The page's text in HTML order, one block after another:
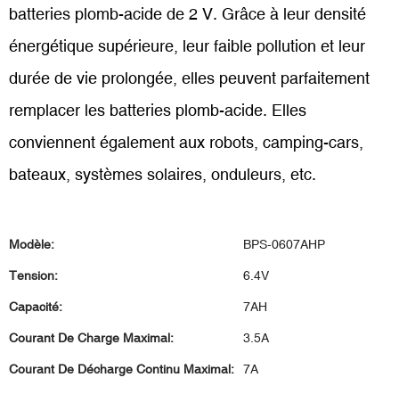
batteries plomb-acide de 2 V. Grâce à leur densité
énergétique supérieure, leur faible pollution et leur
durée de vie prolongée, elles peuvent parfaitement
remplacer les batteries plomb-acide. Elles
conviennent également aux robots, camping-cars,
bateaux, systèmes solaires, onduleurs, etc.
Modèle: BPS-0607AHP
Tension: 6.4V
Capacité: 7AH
Courant De Charge Maximal: 3.5A
Courant De Décharge Continu Maximal: 7A